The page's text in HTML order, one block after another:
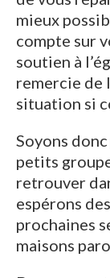
mieux
compte sur
soutien à
remercie de
situation si
Soyons
petits
retrouver
espérons
prochaines
maisons